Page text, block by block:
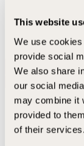
This website
We use
provide social
We also share
our social
may combine it
provided to
of their services.
Den
Den er veldig